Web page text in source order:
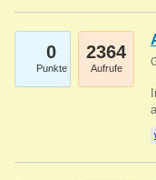
0
Punkte
2364
Aufrufe